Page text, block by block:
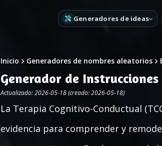
Generadores de ideas
Inicio Generadores de nombres aleatorios
Generador de Instrucciones
Actualizado: 2026-05-18 (creado: 2026-05-18)
La Terapia Cognitivo-Conductual
evidencia para comprender y